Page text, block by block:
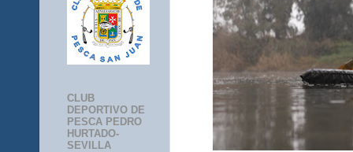
CLUB
DEPORTIVO DE
PESCA PEDRO
HURTADO-
SEVILLA